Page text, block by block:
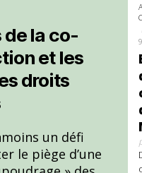
de la co-
et les
droits
un défi
le piège d’une